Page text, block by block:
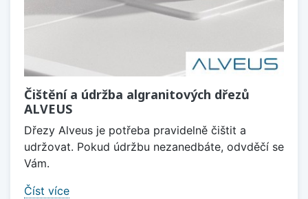
Čištění a údržba algranitových dřezů
ALVEUS
Dřezy Alveus je potřeba pravidelně čištit a
udržovat. Pokud údržbu nezanedbáte, odvděčí se
Vám.
Číst více